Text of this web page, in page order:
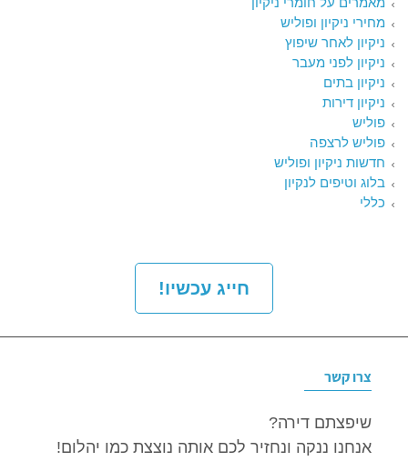
מחירי ניקיון ופוליש
ניקיון לאחר שיפוץ
ניקיון לפני מעבר
ניקיון בתים
ניקיון דירות
פוליש
פוליש לרצפה
חדשות ניקיון ופוליש
בלוג וטיפים לנקיון
כללי
חייג עכשיו!
צרו קשר
שיפצתם דירה?
אנחנו ננקה ונחזיר לכם אותה נוצצת כמו יהלום!